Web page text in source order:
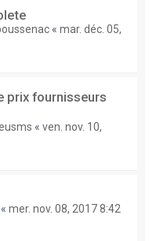
« mar. déc. 05,
prix fournisseurs
« ven. nov. 10,
« mer. nov. 08, 2017 8:42